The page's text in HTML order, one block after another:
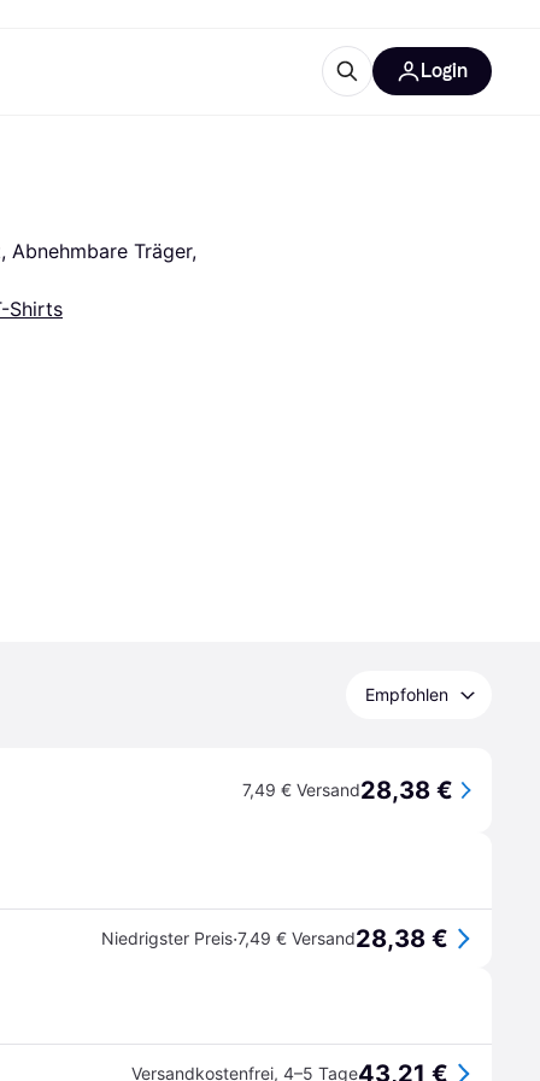
Login
Abnehmbare Träger,
Shirts
Empfohlen
7,49 € Versand28,38 €
Niedrigster Preis·7,49 € Versand28,38 €
Versandkostenfrei, 4–5 Tage43,21 €